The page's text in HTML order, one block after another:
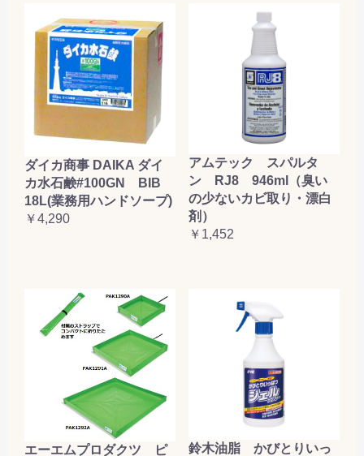
ダイカ商事 DAIKA ダイ
カ水石鹸#100GN BIB
18L(業務用ハンドソープ)
￥4,290
アムテック スパルタ
ン RJ8 946ml（臭い
の少ないカビ取り・漂白
剤）
￥1,452
エーエムプロダクツ ピ 鈴木油脂 かびとりいっ